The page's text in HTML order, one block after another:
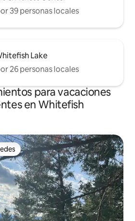
39 personas locales
Lake
26 personas locales
para vacaciones
en Whitefish